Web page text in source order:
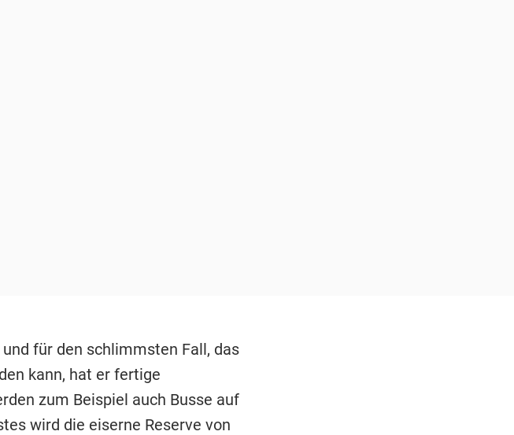
für den schlimmsten Fall, das
kann, hat er fertige
zum Beispiel auch Busse auf
wird die eiserne Reserve von